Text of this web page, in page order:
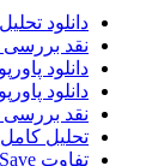
دانلود
نقد
دانلود
دانلود
نقد بررسی
تحلیل
تفاوت Save و Save as در اتوکد-زمان autocad Save as